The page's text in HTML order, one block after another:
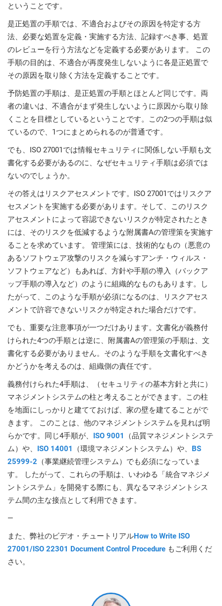
ISO 22301
ISO 17025
IATF 16949
AS9100
Health organizations
Medical device
Aerospace
Automotive
Laboratories
ということです。
是正処置の手順では、不適合およびその原因を特定する方
法、必要な処置を定義・実施する方法、記録すべき事、処置
のレビューを行う方法などを定義する必要があります。 この
手順の目的は、不適合が再度発生しないように各是正処置で
その原因を取り除く方法を定義することです。
予防処置の手順は、是正処置の手順とほとんど同じです。両
者の違いは、不適合がまず発生しないように原因から取り除
くことを目標としているということです。この2つの手順は似
ているので、1つにまとめられるのが普通です。
でも、ISO 27001では情報セキュリティに関係しない手順も文
書化する必要があるのに、なぜセキュリティ手順は必須では
ないのでしょうか。
その答えはリスクアセスメントです。ISO 27001ではリスクア
セスメントを実施する必要があります。そして、このリスク
アセスメントによって容認できないリスクが特定されたとき
には、そのリスクを低減するような附属書Aの管理策を実施す
ることを求めています。 管理策には、技術的なもの（悪意の
あるソフトウェア攻撃のリスクを減らすアンチ・ウィルス・
ソフトウェアなど）もあれば、方針や手順の導入（バックア
ップ手順の導入など）のように組織的なものもあります。し
たがって、このような手順が必須になるのは、リスクアセス
メントで許容できないリスクが特定された場合だけです。
でも、重要な注意事項が一つだけあります。文書化が義務付
けられた4つの手順とは逆に、附属書Aの管理策の手順は、文
書化する必要がありません。そのような手順を文書化すべき
かどうかを考えるのは、組織側の責任です。
義務付けられた4手順は、（セキュリティの基本方針と共に）
マネジメントシステムの柱と考えることができます。この柱
を地面にしっかりと建てておけば、家の壁を建てることがで
きます。 このことは、他のマネジメントシステムを見れば明
らかです。同じ4手順が、 ISO 9001
（品質マネジメントシステ
ム）や、 ISO 14001 （環境マネジメントシステム）や、 BS
25999-2 （事業継続管理システム）でも必須になっていま
す。 したがって、これらの手順は、いわゆる「統合マネジメ
ントシステム」を開発する際にも、異なるマネジメントシス
テム間の主な接点として利用できます。
—
また、弊社のビデオ・チュートリアルHow to Write ISO
27001/ISO 22301 Document Control Procedure もご利用くだ
さい。